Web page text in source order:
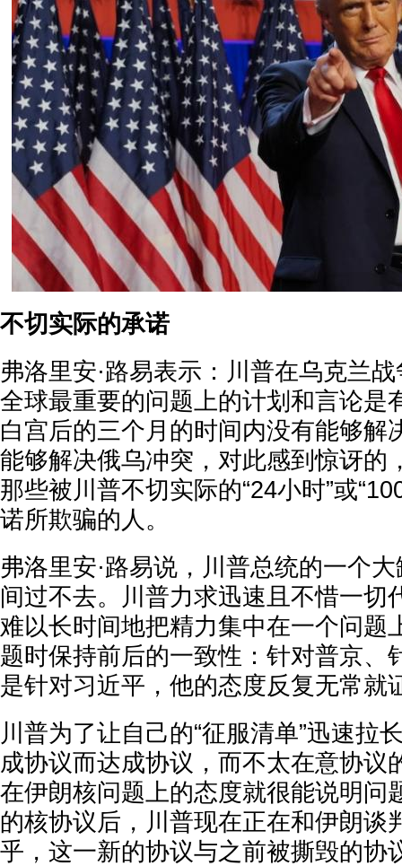
不切实际的承诺
弗洛里安·路易表示：川普在乌克兰
全球最重要的问题上的计划和言论是
白宫后的三个月的时间内没有能够解
能够解决俄乌冲突，对此感到惊讶的
那些被川普不切实际的“24小时”或
诺所欺骗的人。
弗洛里安·路易说，川普总统的一个
间过不去。川普力求迅速且不惜一切
难以长时间地把精力集中在一个问题
题时保持前后的一致性：针对普京、
是针对习近平，他的态度反复无常就
川普为了让自己的“征服清单”迅速拉
成协议而达成协议，而不太在意协议
在伊朗核问题上的态度就很能说明问
的核协议后，川普现在正在和伊朗谈
乎，这一新的协议与之前被撕毁的协